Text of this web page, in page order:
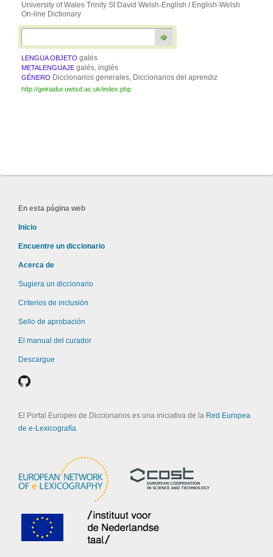
University of Wales Trinity St David Welsh-English / English-Welsh
On-line Dictionary
LENGUA OBJETO galés
METALENGUAJE galés, inglés
GÉNERO Diccionarios generales, Diccionarios del aprendiz
http://geiriadur.uwtsd.ac.uk/index.php
En esta página web
Inicio
Encuentre un diccionario
Acerca de
Sugiera un diccionario
Criterios de inclusión
Sello de aprobación
El manual del curador
Descargue
El Portal Europeo de Diccionarios es una iniciativa de la Red Europea
de e-Lexicografía.